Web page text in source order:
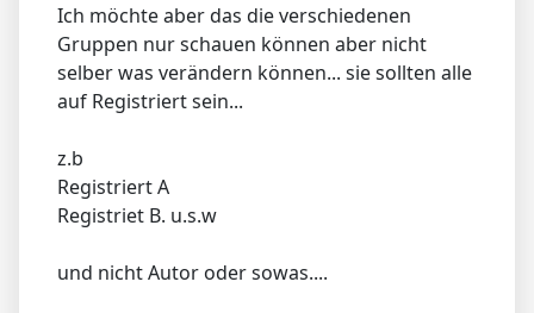
Ich möchte aber das die verschiedenen
Gruppen nur schauen können aber nicht
selber was verändern können... sie sollten alle
auf Registriert sein...
z.b
Registriert A
Registriet B. u.s.w
und nicht Autor oder sowas....